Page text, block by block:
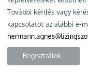
További kérdés vagy
kapcsolatot az alábbi e-
Regisztrálok